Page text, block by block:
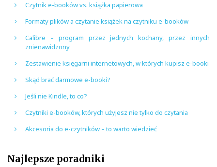
Czytnik e-booków vs. książka papierowa
Formaty plików a czytanie książek na czytniku e-booków
Calibre – program przez jednych kochany, przez innych
znienawidzony
Zestawienie księgarni internetowych, w których kupisz e-booki
Skąd brać darmowe e-booki?
Jeśli nie Kindle, to co?
Czytniki e-booków, których użyjesz nie tylko do czytania
Akcesoria do e-czytników – to warto wiedzieć
Najlepsze poradniki